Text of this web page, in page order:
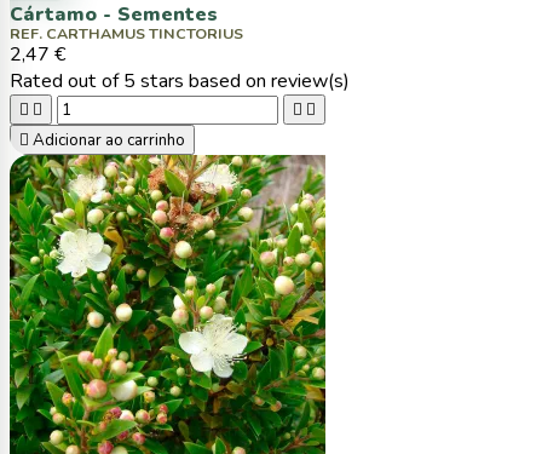
Cártamo - Sementes
REF. CARTHAMUS TINCTORIUS
2,47 €
Rated out of 5 stars based on review(s)
   
 Adicionar ao carrinho